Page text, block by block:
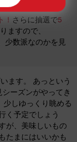
！ さらに抽選で5
ますので、
少数派なのかを見
ます。
あっという
ーズンがやってき
しゆっくり眺める
く予定でしょう
が、美味しいもの
たまにはいいかも